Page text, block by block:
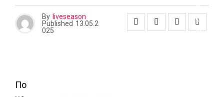
Т
Е
Л
By liveseason
Published 13.05.2
025
По